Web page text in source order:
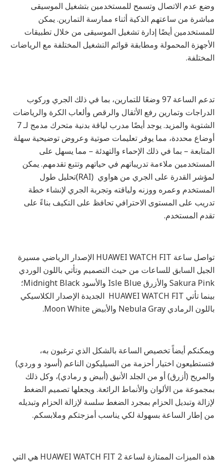
وضع عدم الاتصال وتسمح للمستخدمين بتشغيل الموسيقى
مباشرة من ساعتهم الذكية أثناء ممارسة التمارين. يمكن
للمستخدمين أيضًا إدارة تشغيل الموسيقى من خلال تطبيقات
الأجهزة المحمولة ومطابقة قوائم التشغيل المختلفة مع الرياضات
المختلفة.
تدعم الساعة 97 وضعًا للتمارين، بما في ذلك الجري وركوب
الدراجات وتمارين رفع الأثقال والرقص وألعاب الكرة والرياضات
الشتوية والمزيد. يوجد أيضًا مدرب لياقة بدنية متحرك مدمج لـ 7
أوضاع محددة، مما يوفر تعليمات صوتية وعروض توضيحية سهلة
المتابعة – بما في ذلك الإحماء والتهدئة – مما يسهل على
المستخدمين ملاءمة تدريباتهم في حياتهم وتتبع تقدمهم. يمكن
لمؤشر القدرة على الجري من هواوي (RAI)تحليل طول
المستخدم وعمره ووزنه ولياقته وتجربة الجري لإنشاء خطة
تدريب على المستوى الاحترافي تحافظ على التكيف بناءً على
تقدم المستخدم.
تواصل ساعة HUAWEI WATCH FIT الإصدار الرياضي مسيرة
الجيل السابق للساعات من حيث التصميم وتأتي باللون الوردي
Sakura Pink والأزرق Isle Blue والأسود Midnight Black؛
بينما تأتي HUAWEI WATCH FIT الجديدة الإصدار الكلاسيكي
باللون الرمادي Nebula Gray والأبيض Moon White.
ويمكنكم أيضاً تخصيص الساعة بالشكل الذي ترغبون به،
فتستطيعون اختيار أحزمة من السيليكون الناعم (أسود و وردي)
والمريح (أزرق) أو من الجلد الأنيق (أبيض و رمادي)، وكل ذلك
بمجموعة من الألوان والأنماط الرائعة. ويجعلها تصميم الضغط
لإزالة وتبديل الحزام بمجرد الضغط سلسة لإزالة الحزام وتبديله
من إطار الساعة بسهولة لكي يناسب أمزجتكم وملابسكم.
هذه الميزات الممتازة لساعة HUAWEI WATCH FIT 2 هي التي